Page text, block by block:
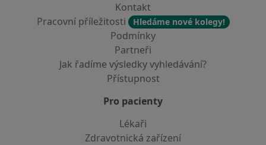
Kontakt
Pracovní příležitosti
Hledáme nové kolegy!
Podmínky
Partneři
Jak řadíme výsledky vyhledávání?
Přístupnost
Pro pacienty
Lékaři
Zdravotnická zařízení